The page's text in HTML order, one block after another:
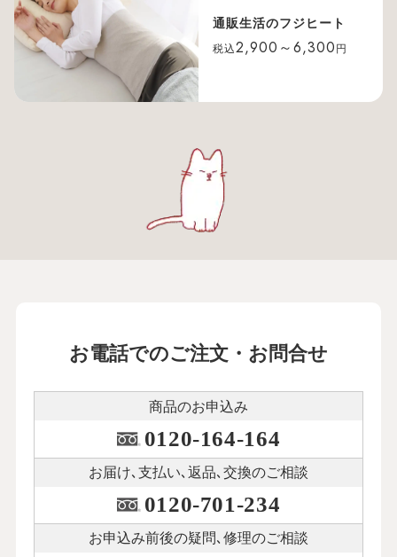
通販生活のフジヒート
税込2,900～6,300 円
お電話でのご注文・お問合せ
商品のお申込み
0120-164-164
お届け､支払い､ 返品､交換のご相談
0120-701-234
お申込み前後の疑問､修理のご相談